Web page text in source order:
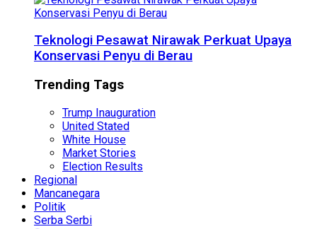
Teknologi Pesawat Nirawak Perkuat Upaya
Konservasi Penyu di Berau
Trending Tags
Trump Inauguration
United Stated
White House
Market Stories
Election Results
Regional
Mancanegara
Politik
Serba Serbi